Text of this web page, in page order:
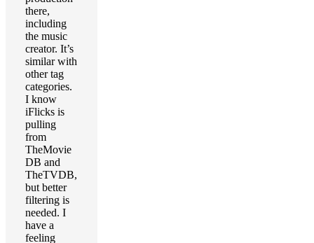
there,
including
the music
creator. It’s
similar with
other tag
categories.
I know
iFlicks is
pulling
from
TheMovie
DB and
TheTVDB,
but better
filtering is
needed. I
have a
feeling